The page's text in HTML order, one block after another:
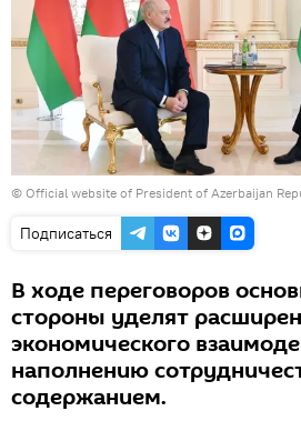
© Official website of President of Azerbaijan
Подписаться
В ходе переговоров
стороны уделят
экономического
наполнению
содержанием.